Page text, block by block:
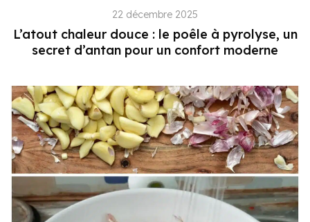
22 décembre 2025
L’atout chaleur douce : le poêle à pyrolyse, un
secret d’antan pour un confort moderne